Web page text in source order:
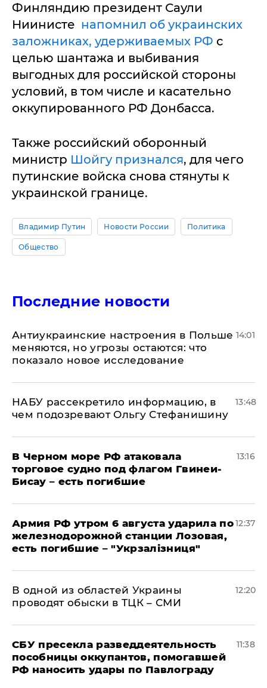
Финляндию президент Саули
Ниинисте напомнил об украинских
заложниках, удерживаемых РФ с
целью шантажа и выбивания
выгодных для российской стороны
условий, в том числе и касательно
оккупированного РФ Донбасса.
Также российский оборонный
министр Шойгу признался, для чего
путинские войска снова стянуты к
украинской границе.
Владимир Путин Новости России Политика
Общество
Последние новости
Антиукраинские настроения в Польше
меняются, но угрозы остаются: что
показало новое исследование
14:01
НАБУ рассекретило информацию, в
чем подозревают Ольгу Стефанишину
13:48
В Черном море РФ атаковала
торговое судно под флагом Гвинеи-
Бисау – есть погибшие
13:16
Армия РФ утром 6 августа ударила по
железнодорожной станции Лозовая,
есть погибшие – "Укрзалізниця"
12:37
В одной из областей Украины
проводят обыски в ТЦК – СМИ
12:20
СБУ пресекла разведдеятельность
пособницы оккупантов, помогавшей
РФ наносить удары по Павлограду
11:38